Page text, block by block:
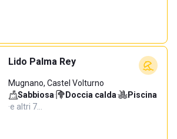
Lido Palma Rey
Mugnano, Castel Volturno
Sabbiosa· Doccia calda·
Piscina
·e altri 7…